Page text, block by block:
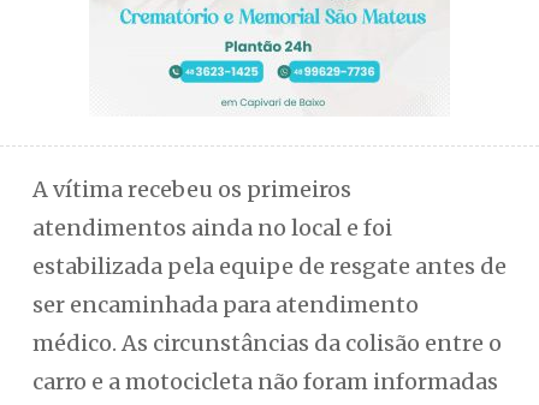
A vítima recebeu os primeiros
atendimentos ainda no local e foi
estabilizada pela equipe de resgate antes de
ser encaminhada para atendimento
médico. As circunstâncias da colisão entre o
carro e a motocicleta não foram informadas